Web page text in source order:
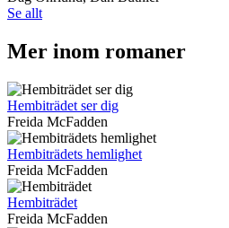
Se allt
Mer inom romaner
Hembiträdet ser dig
Freida McFadden
Hembiträdets hemlighet
Freida McFadden
Hembiträdet
Freida McFadden